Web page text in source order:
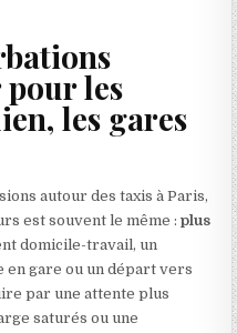
les
les gares
autour des taxis à Paris,
est souvent le même :plus
domicile-travail, un
gare ou un départ vers
par une attente plus
saturés ou une